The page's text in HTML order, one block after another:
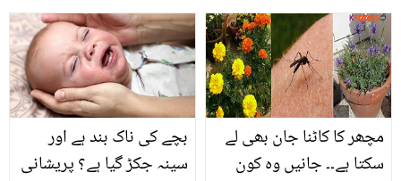
بچے کی ناک بند ہے اور
سینہ جکڑ گیا ہے؟ پریشانی
مچھر کا کاٹنا جان بھی لے
سکتا ہے۔۔ جانیں وہ کون